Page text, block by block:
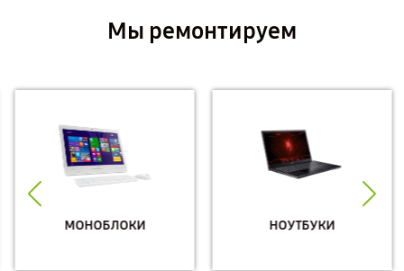
Мы ремонтируем
МОНОБЛОКИ НОУТБУКИ